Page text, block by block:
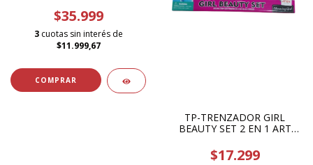
$35.999
3 cuotas sin interés de
$11.999,67
TP-TRENZADOR GIRL
BEAUTY SET 2 EN 1 ART
$17.299